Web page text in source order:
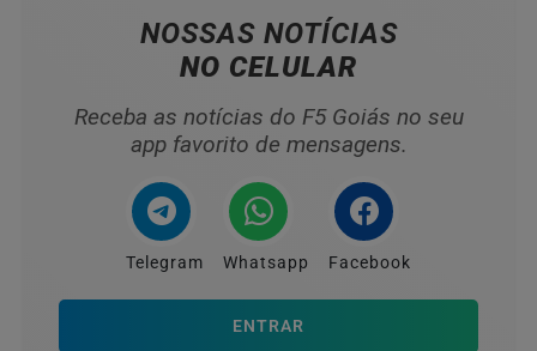
NOSSAS NOTÍCIAS
NO CELULAR
Receba as notícias do F5 Goiás no seu
app favorito de mensagens.
Telegram Whatsapp Facebook
ENTRAR